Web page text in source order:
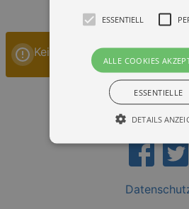
Keine Veranstaltungen
ESSENTIELL
ALLE COOKIES
ESSENTIELLE
DETAILS